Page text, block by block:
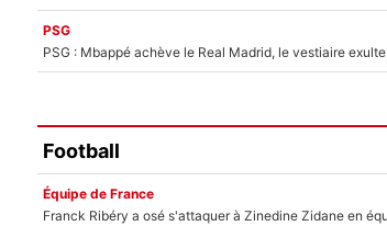
PSG
PSG : Mbappé achève le Real Madrid, le vestiaire exulte
Football
Équipe de France